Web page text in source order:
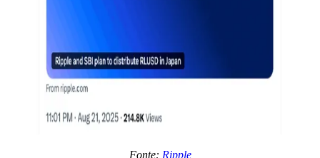
Fonte: Ripple